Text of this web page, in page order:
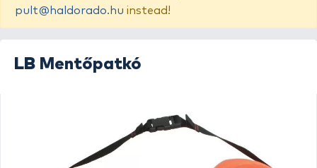
pult@haldorado.hu instead!
LB Mentőpatkó